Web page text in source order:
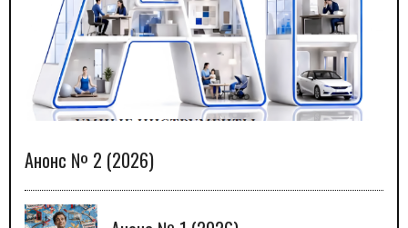
Анонс № 2 (2026)